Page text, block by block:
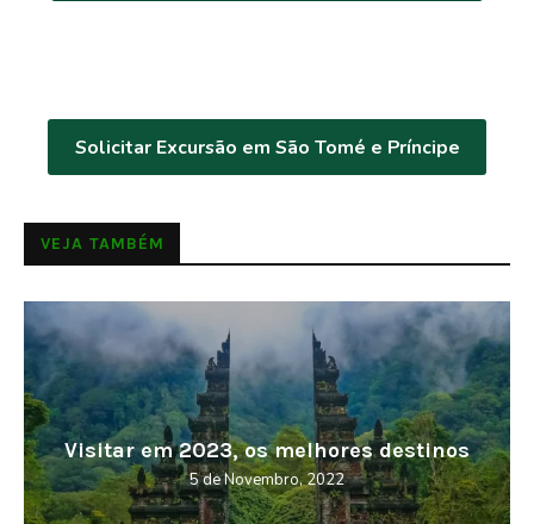
Solicitar Excursão em São Tomé e Príncipe
VEJA TAMBÉM
Visitar em 2023, os melhores destinos
5 de Novembro, 2022